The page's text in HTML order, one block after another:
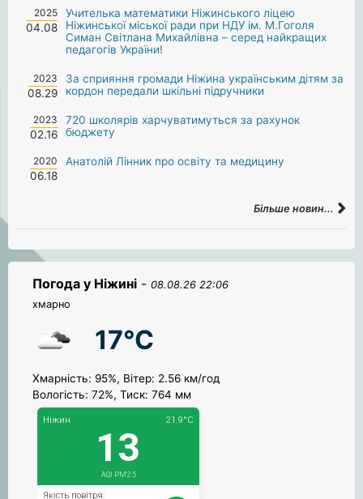
2025
04.08
Учителька математики Ніжинського ліцею
Ніжинської міської ради при НДУ ім. М.Гоголя
Симан Світлана Михайлівна – серед найкращих
педагогів України!
2023
08.29
За сприяння громади Ніжина українським дітям за
кордон передали шкільні підручники
2023
02.16
720 школярів харчуватимуться за рахунок
бюджету
2020
06.18
Анатолій Лінник про освіту та медицину
Більше новин...
Погода у Ніжині - 08.08.26 22:06
хмарно
17°C
Хмарність: 95%, Вітер: 2.56 км/год
Вологість: 72%, Тиск: 764 мм